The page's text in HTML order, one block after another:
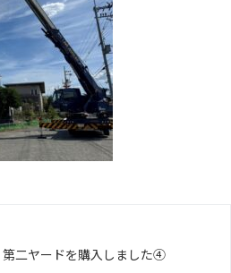
第二ヤードを購入しました④